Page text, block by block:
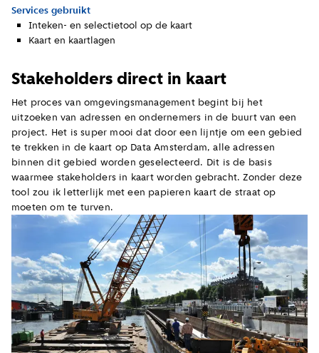
Services gebruikt
Inteken- en selectietool op de kaart
Kaart en kaartlagen
Stakeholders direct in kaart
Het proces van omgevingsmanagement begint bij het
uitzoeken van adressen en ondernemers in de buurt van een
project. Het is super mooi dat door een lijntje om een gebied
te trekken in de kaart op Data Amsterdam, alle adressen
binnen dit gebied worden geselecteerd. Dit is de basis
waarmee stakeholders in kaart worden gebracht. Zonder deze
tool zou ik letterlijk met een papieren kaart de straat op
moeten om te turven.